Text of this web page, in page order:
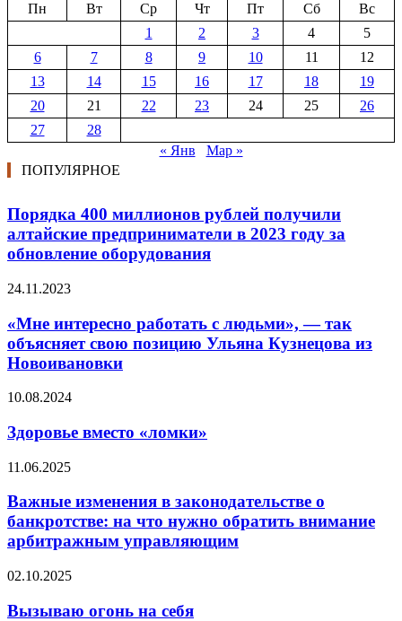
Пн
Вт Ср Чт Пт Сб
Вс
1
2 3 4
5
6
7 8 9 10 11
12
13
14 15 16 17 18
19
20
21 22 23 24 25
26
27
28
« Янв
Мар »
ПОПУЛЯРНОЕ
Порядка 400 миллионов рублей получили
алтайские предприниматели в 2023 году за
обновление оборудования
24.11.2023
«Мне интересно работать с людьми», — так
объясняет свою позицию Ульяна Кузнецова из
Новоивановки
10.08.2024
Здоровье вместо «ломки»
11.06.2025
Важные изменения в законодательстве о
банкротстве: на что нужно обратить внимание
арбитражным управляющим
02.10.2025
Вызываю огонь на себя